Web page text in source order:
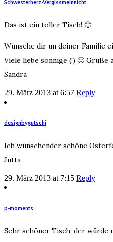
Schwesterherz-Vergissmeinnicht
Das ist ein toller Tisch! 🙂
Wünsche dir un deiner Familie
Viele liebe sonnige (!) 🙂 Grüße
Sandra
29. März 2013 at 6:57 Reply
designbygutschi
Ich wünschender schöne
Jutta
29. März 2013 at 7:15 Reply
p-moments
Sehr schöner Tisch, der würde